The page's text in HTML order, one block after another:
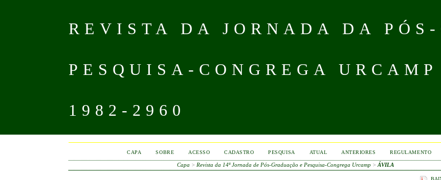
REVISTA DA JORNADA DA
PESQUISA-CONGREGA
1982-2960
CAPA SOBRE ACESSO CADASTRO PESQUISA ATUAL ANTERIORES REGULAMENTO
Capa > Revista da 14ª Jornada de Pós-Graduação e Pesquisa-Congrega Urcamp> ÁVILA